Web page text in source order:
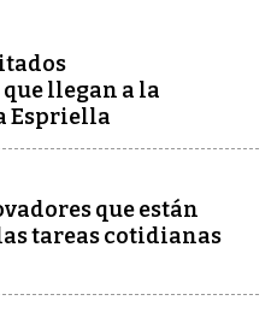
llegan a la
Espriella
que están
tareas cotidianas